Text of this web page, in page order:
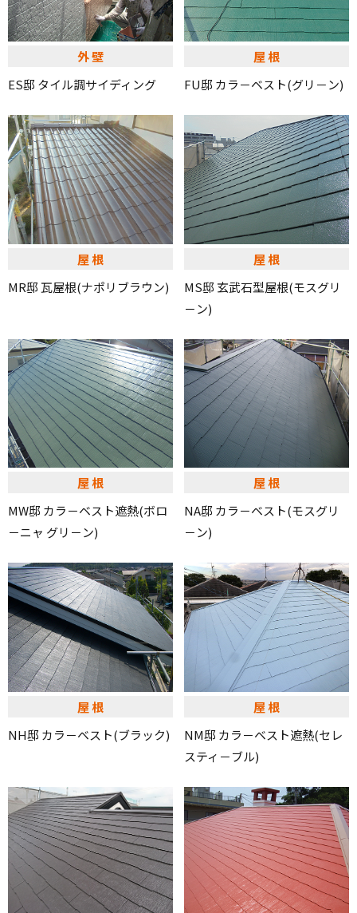
外壁
ES邸 タイル調サイディング
屋根
FU邸 カラ－ベスト(グリ－ン)
屋根
MR邸 瓦屋根(ナポリブラウン)
屋根
MS邸 玄武石型屋根(モスグリ
－ン)
屋根
MW邸 カラ－ベスト遮熱(ボロ
－ニャ グリ－ン)
屋根
NA邸 カラ－ベスト(モスグリ
－ン)
屋根
NH邸 カラ－ベスト(ブラック)
屋根
NM邸 カラ－ベスト遮熱(セレ
スティ－ブル)